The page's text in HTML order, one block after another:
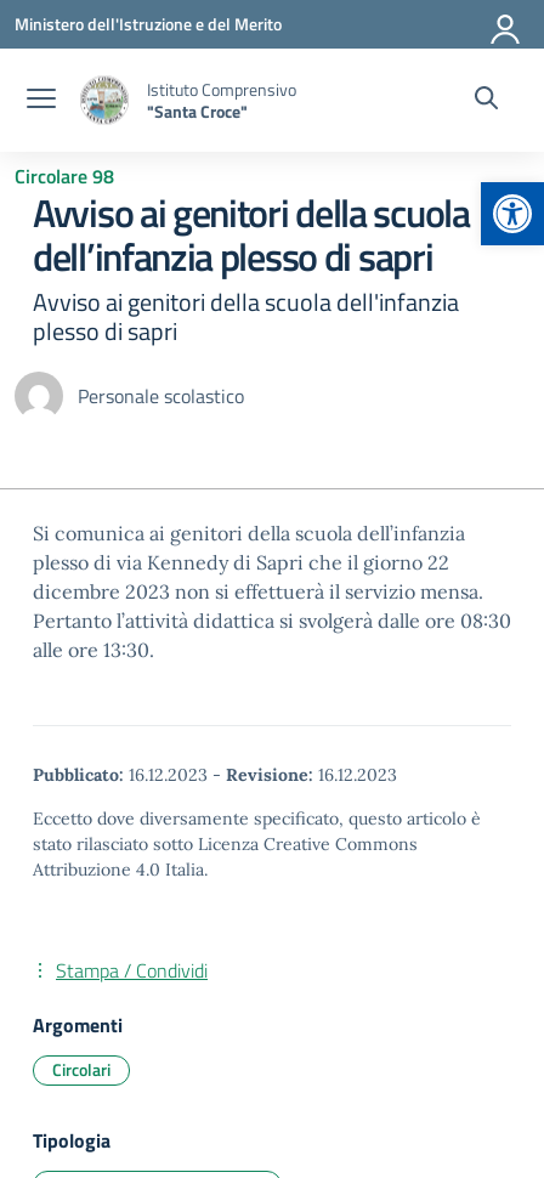
Vai ai contenuti
Vai al menu di navigazione
Vai al footer
Ministero dell'Istruzione e del Merito
Istituto Comprensivo
"Santa Croce"
Circolare 98
Avviso ai genitori della scuola
dell’infanzia plesso di sapri
Avviso ai genitori della scuola dell'infanzia
plesso di sapri
Personale scolastico
Si comunica ai genitori della scuola dell’infanzia
plesso di via Kennedy di Sapri che il giorno 22
dicembre 2023 non si effettuerà il servizio mensa.
Pertanto l’attività didattica si svolgerà dalle ore 08:30
alle ore 13:30.
Pubblicato: 16.12.2023 - Revisione: 16.12.2023
Eccetto dove diversamente specificato, questo articolo è
stato rilasciato sotto Licenza Creative Commons
Attribuzione 4.0 Italia.
Stampa / Condividi
Argomenti
Circolari
Tipologia